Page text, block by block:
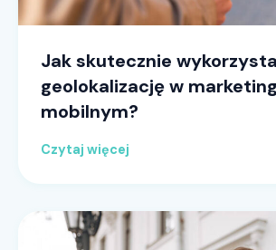
Jak skutecznie
geolokalizację w
mobilnym?
Czytaj więcej